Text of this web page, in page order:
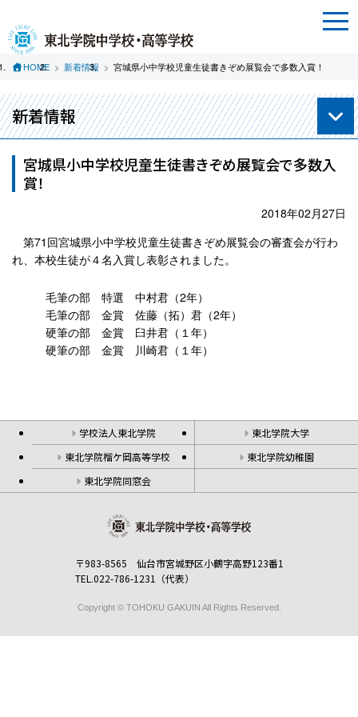
HOME 新着情報 宮城県小中学校児童生徒書きぞめ展覧会で多数入賞！
新着情報
宮城県小中学校児童生徒書きぞめ展覧会で多数入
賞！
2018年02月27日
第71回宮城県小中学校児童生徒書きぞめ展覧会の審査会が行わ
れ、本校生徒が４名入賞し表彰されました。
毛筆の部 特選 中村君（2年）
毛筆の部 金賞 佐藤（拓）君（2年）
硬筆の部 金賞 臼井君（１年）
硬筆の部 金賞 川崎君（１年）
学校法人東北学院
東北学院大学
東北学院榴ケ岡高等学校
東北学院幼稚園
東北学院同窓会
〒983-8565 仙台市宮城野区小鶴字高野123番1
TEL.022-786-1231（代表）
Copyright © TOHOKU GAKUIN All Rights Reserved.